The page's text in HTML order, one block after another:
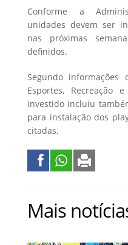
Conforme a
unidades devem ser
nas próximas
definidos.
Segundo
Esportes, Recreação
investido incluiu
para instalação dos
citadas.
Mais